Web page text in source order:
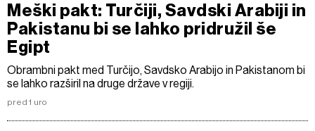
Meški pakt: Turčiji, Savdski Arabiji in
Pakistanu bi se lahko pridružil še
Egipt
Obrambni pakt med Turčijo, Savdsko Arabijo in Pakistanom bi
se lahko razširil na druge države v regiji.
pred 1 uro